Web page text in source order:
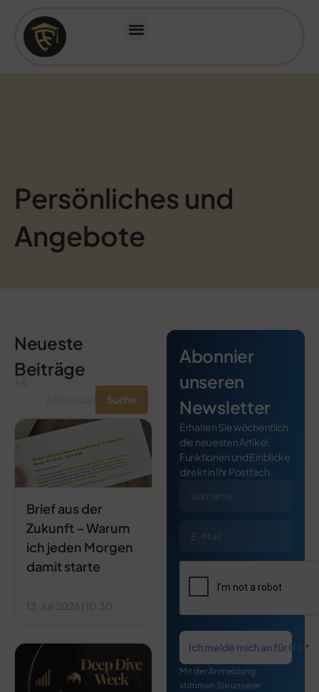
Persönliches und
Angebote
Neueste
Beiträge
Suche
Brief aus der
Zukunft – Warum
ich jeden Morgen
damit starte
13. Juli 2026 10:30
Abonnier
unseren
Newsletter
Erhalten Sie wöchentlich
die neuesten Artikel,
Funktionen und Einblicke
direkt in Ihr Postfach.
Ich melde mich an für 0 €*
Mit der Anmeldung
stimmen Sie unserer